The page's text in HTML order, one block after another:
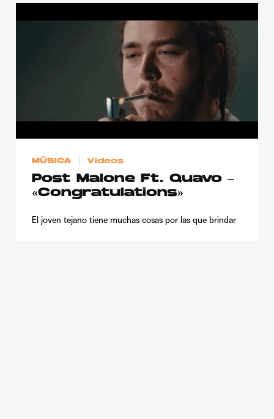
MÚSICA Videos
Post Malone Ft. Quavo –
«Congratulations»
El joven tejano tiene muchas cosas por las que brindar